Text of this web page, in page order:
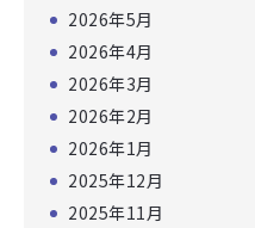
2026年5月
2026年4月
2026年3月
2026年2月
2026年1月
2025年12月
2025年11月